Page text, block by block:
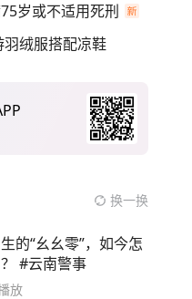
岁或不适用死刑
绒服搭配凉鞋
换一换
的“幺幺零”，如今怎
#云南警事
放